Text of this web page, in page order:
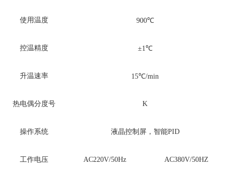
使用温度 900℃
控温精度 ±1℃
升温速率 15℃/min
热电偶分度号 K
操作系统 液晶控制屏，智能PID
工作电压 AC220V/50Hz AC380V/50HZ